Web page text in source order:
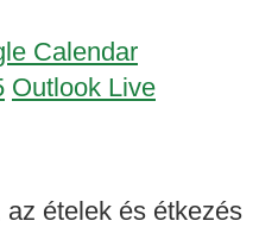
Calendar
Outlook Live
ételek és étkezés